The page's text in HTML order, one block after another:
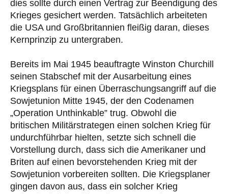
dies sollte durch einen Vertrag zur Beendigung des
Krieges gesichert werden. Tatsächlich arbeiteten
die USA und Großbritannien fleißig daran, dieses
Kernprinzip zu untergraben.
Bereits im Mai 1945 beauftragte Winston Churchill
seinen Stabschef mit der Ausarbeitung eines
Kriegsplans für einen Überraschungsangriff auf die
Sowjetunion Mitte 1945, der den Codenamen
„Operation Unthinkable” trug. Obwohl die
britischen Militärstrategen einen solchen Krieg für
undurchführbar hielten, setzte sich schnell die
Vorstellung durch, dass sich die Amerikaner und
Briten auf einen bevorstehenden Krieg mit der
Sowjetunion vorbereiten sollten. Die Kriegsplaner
gingen davon aus, dass ein solcher Krieg